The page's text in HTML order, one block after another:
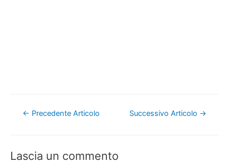
Navigazione
← Precedente Articolo Successivo Articolo →
Lascia un commento